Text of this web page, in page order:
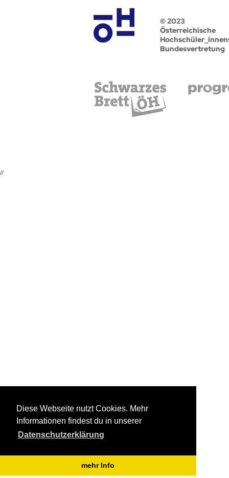
Diese Webseite nutzt Cookies. Mehr
Informationen findest du in unserer
Datenschutzerklärung
mehr Info
© 2023
Österreichische
Bundesvertretung
//